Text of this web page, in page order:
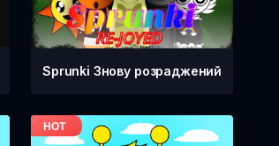
Sprunki Знову розраджений